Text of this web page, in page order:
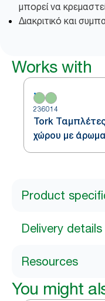
μπορεί να
Διακριτικό και
Works with
236014
Tork
χώρου με
Product
Delivery details
Resources
You might